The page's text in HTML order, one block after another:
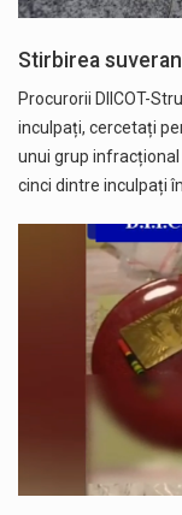
Stirbirea
Procurorii DIICOT-
inculpați, cercetați
unui grup
cinci dintre inculpați